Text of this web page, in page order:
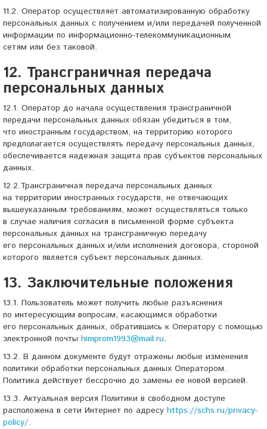
11.2. Оператор осуществляет автоматизированную обработку
персональных данных с получением и/или передачей полученной
информации по информационно-телекоммуникационным
сетям или без таковой.
12. Трансграничная передача
персональных данных
12.1. Оператор до начала осуществления трансграничной
передачи персональных данных обязан убедиться в том,
что иностранным государством, на территорию которого
предполагается осуществлять передачу персональных данных,
обеспечивается надежная защита прав субъектов персональных
данных.
12.2.Трансграничная передача персональных данных
на территории иностранных государств, не отвечающих
вышеуказанным требованиям, может осуществляться только
в случае наличия согласия в письменной форме субъекта
персональных данных на трансграничную передачу
его персональных данных и/или исполнения договора, стороной
которого является субъект персональных данных.
13. Заключительные положения
13.1. Пользователь может получить любые разъяснения
по интересующим вопросам, касающимся обработки
его персональных данных, обратившись к Оператору с помощью
электронной почты himprom1993@mail.ru.
13.2. В данном документе будут отражены любые изменения
политики обработки персональных данных Оператором.
Политика действует бессрочно до замены ее новой версией.
13.3. Актуальная версия Политики в свободном доступе
расположена в сети Интернет по адресу https://schs.ru/privacy-
policy/.